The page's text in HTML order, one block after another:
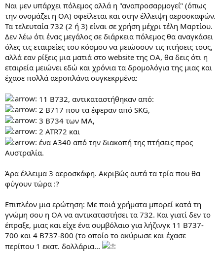
Ναι μεν υπάρχει πόλεμος αλλά η "αναπροσαρμογεί" (όπως
την ονομάζει η ΟΑ) οφείλεται και στην έλλειψη αεροσκαφών.
Τα τελευταία 732 (2 ή 3) είναι σε χρήση μέχρι τέλη Μαρτίου.
Δεν λέω ότι ένας μεγάλος σε διάρκεια πόλεμος θα αναγκάσει
όλες τις εταιρείες του κόσμου να μειώσουν τις πτήσεις τους,
αλλά εαν ρίξεις μια ματιά στο website της ΟΑ, θα δεις ότι η
εταιρεία μειώνει εδώ και χρόνια τα δρομολόγια της μιας και
έχασε πολλά αεροπλάνα συγκεκρμένα:
11 Β732, αντικαταστήθηκαν από:
2 Β717 που τα έφεραν από SKG,
3 Β734 των ΜΑ,
2 ATR72 και
ένα Α340 από την διακοπή της πτήσεις προς
Αυστραλία.
Άρα έλλειμα 3 αεροσκάφη. Ακριβώς αυτά τα τρία που θα
φύγουν τώρα :?
Επιπλέον μια ερώτηση: Με ποιά χρήματα μπορεί κατά τη
γνώμη σου η ΟΑ να αντικαταστήσει τα 732. Και γιατί δεν το
έπραξε, μιας και είχε ένα συμβόλαιο για λήζινγκ 11 Β737-
700 και 4 Β737-800 (το οποίο το ακύρωσε και έχασε
περίπου 1 εκατ. δολλάρια...